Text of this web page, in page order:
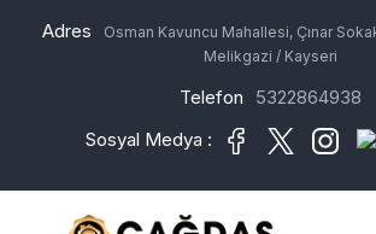
Adres
Osman Kavuncu Mahallesi, Çınar
Melikgazi / Kayseri
Telefon
5322864938
Sosyal Medya :